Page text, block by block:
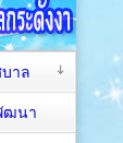
าล
ฒนา